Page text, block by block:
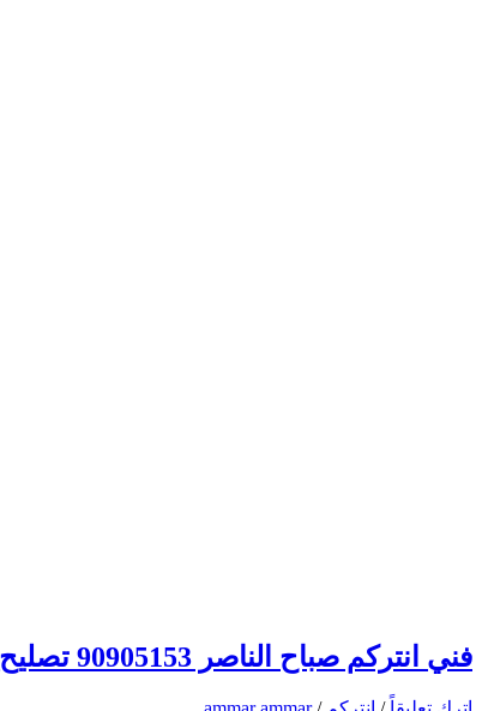
فني انتركم صباح الناصر 90905153 تصليح وصيانة وتركيب انتركم وبدالة الكويت